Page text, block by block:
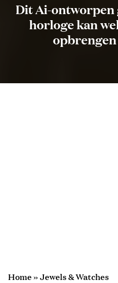
Dit Ai-ontworpen
horloge kan
Home»Jewels & Watches